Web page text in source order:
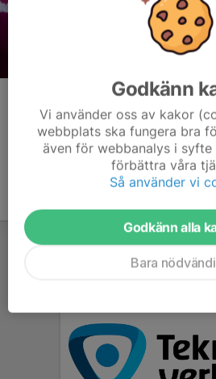
Godkänn
Vi använder oss av kakor
webbplats ska fungera bra
även för webbanalys i
förbättra våra
Så använder vi
Godkänn alla
Bara